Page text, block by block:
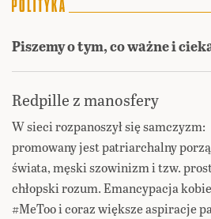
Piszemy o tym, co ważne i
Redpille z manosfery
W sieci rozpanoszył się samczyzm:
promowany jest patriarchalny
świata, męski szowinizm i tzw.
chłopski rozum. Emancypacja
#MeToo i coraz większe aspiracje